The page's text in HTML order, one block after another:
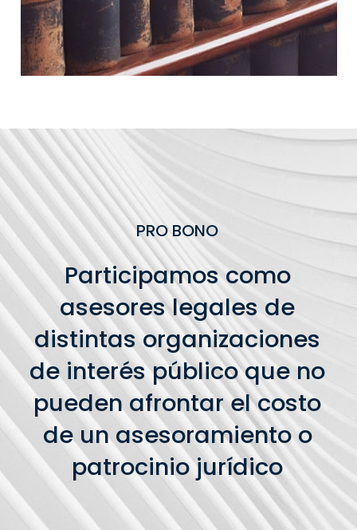
PRO BONO
Participamos como
asesores legales de
distintas organizaciones
de interés público que no
pueden afrontar el costo
de un asesoramiento o
patrocinio jurídico